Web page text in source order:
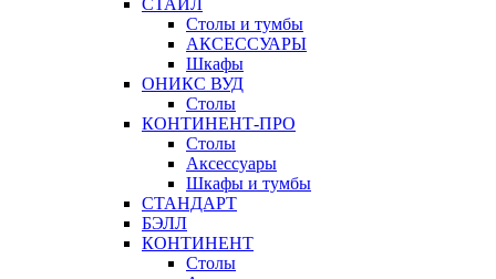
СТАЙЛ
Столы и тумбы
АКСЕССУАРЫ
Шкафы
ОНИКС ВУД
Столы
КОНТИНЕНТ-ПРО
Столы
Аксессуары
Шкафы и тумбы
СТАНДАРТ
БЭЛЛ
КОНТИНЕНТ
Столы